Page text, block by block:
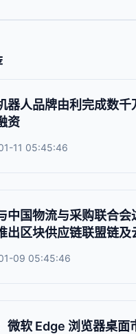
器人品牌由利完成数千
资
11 05:45:46
中国物流与采购联合会
出区块供应链联盟链及
09 05:45:46
微软 Edge 浏览器桌面